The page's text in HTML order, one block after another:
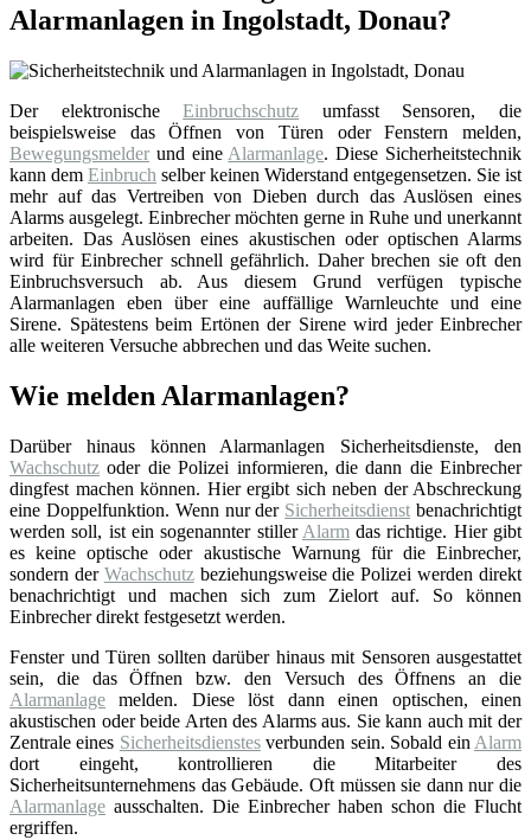
Alarmanlagen in Ingolstadt, Donau?
Der elektronischeEinbruchschutz umfasst Sensoren, die
beispielsweise das Öffnen von Türen oder Fenstern melden,
Bewegungsmelder und eine Alarmanlage. Diese Sicherheitstechnik
kann dem Einbruch selber keinen Widerstand entgegensetzen. Sie ist
mehr auf das Vertreiben von Dieben durch das Auslösen eines
Alarms ausgelegt. Einbrecher möchten gerne in Ruhe und unerkannt
arbeiten. Das Auslösen eines akustischen oder optischen Alarms
wird für Einbrecher schnell gefährlich. Daher brechen sie oft den
Einbruchsversuch ab. Aus diesem Grund verfügen typische
Alarmanlagen eben über eine auffällige Warnleuchte und eine
Sirene. Spätestens beim Ertönen der Sirene wird jeder Einbrecher
alle weiteren Versuche abbrechen und das Weite suchen.
Wie melden Alarmanlagen?
Darüber hinaus können Alarmanlagen Sicherheitsdienste, den
Wachschutz oder die Polizei informieren, die dann die Einbrecher
dingfest machen können. Hier ergibt sich neben der Abschreckung
eine Doppelfunktion. Wenn nur der Sicherheitsdienst benachrichtigt
werden soll, ist ein sogenannter stiller Alarmdas richtige. Hier gibt
es keine optische oder akustische Warnung für die Einbrecher,
sondern der Wachschutzbeziehungsweise die Polizei werden direkt
benachrichtigt und machen sich zum Zielort auf. So können
Einbrecher direkt festgesetzt werden.
Fenster und Türen sollten darüber hinaus mit Sensoren ausgestattet
sein, die das Öffnen bzw. den Versuch des Öffnens an die
Alarmanlage melden. Diese löst dann einen optischen, einen
akustischen oder beide Arten des Alarms aus. Sie kann auch mit der
Zentrale eines Sicherheitsdienstesverbunden sein. Sobald ein Alarm
dort eingeht, kontrollieren die Mitarbeiter des
Sicherheitsunternehmens das Gebäude. Oft müssen sie dann nur die
Alarmanlage ausschalten. Die Einbrecher haben schon die Flucht
ergriffen.